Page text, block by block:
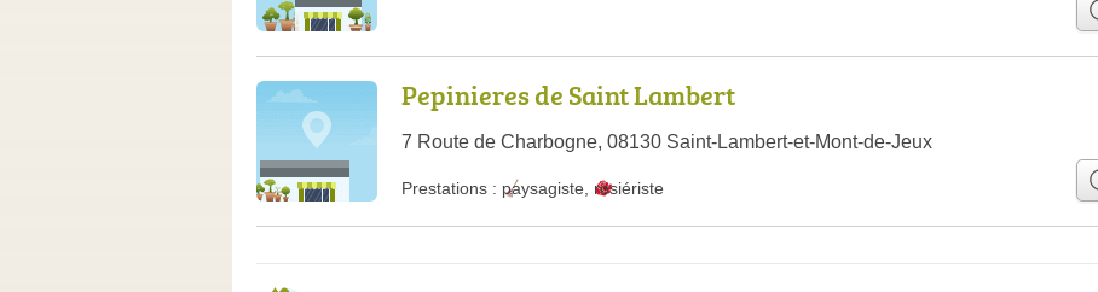
Pepinieres de Saint Lambert
7 Route de Charbogne, 08130 Saint-Lambert-et-Mont-de-Jeux
Prestations : paysagiste rosiériste